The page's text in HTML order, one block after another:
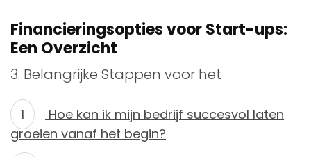
Financieringsopties voor Start-ups:
Een Overzicht
3. Belangrijke Stappen voor het
Hoe kan ik mijn bedrijf succesvol laten
groeien vanaf het begin?